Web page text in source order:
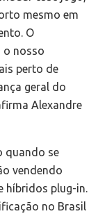
mesmo em
O
o nosso
perto de
geral do
Alexandre
quando se
vendendo
híbridos plug-in.
no Brasil